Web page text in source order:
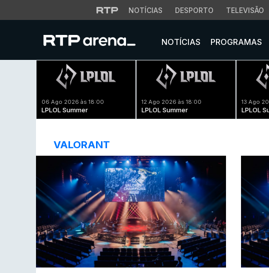
NOTÍCIAS DESPORTO TELEVISÃO
NOTÍCIAS PROGRAMAS
06 Ago 2026 às 18:00
LPLOL Summer
12 Ago 2026 às 18:00
LPLOL Summer
13 Ago
LPLOL
VALORANT